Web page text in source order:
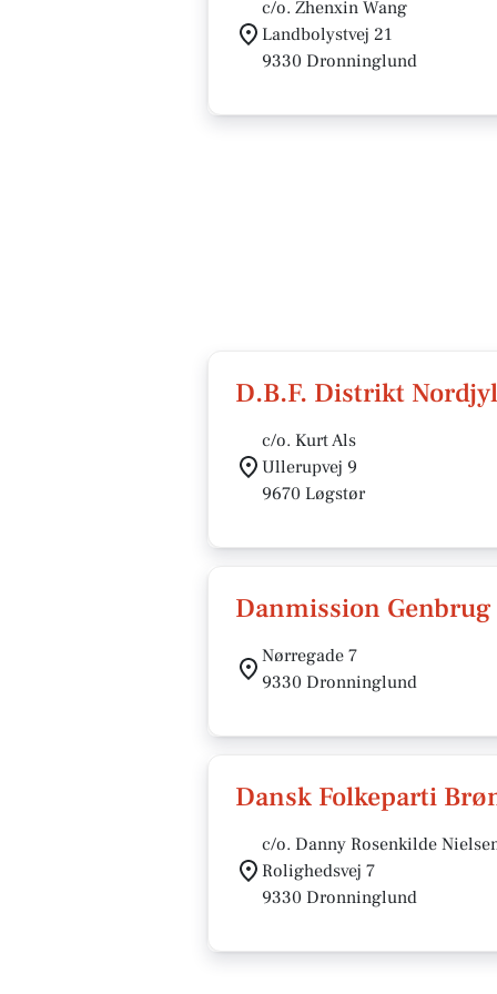
c/o. Zhenxin Wang
Landbolystvej 21
9330 Dronninglund
D.B.F. Distrikt
c/o. Kurt Als
Ullerupvej 9
9670 Løgstør
Danmission Genbrug
Nørregade 7
9330 Dronninglund
Dansk Folkeparti
c/o. Danny Rosenkilde
Rolighedsvej 7
9330 Dronninglund